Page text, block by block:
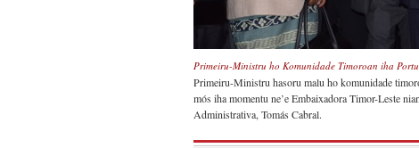
Primeiru-Ministru ho Komunidade Timoroan iha
Primeiru-Ministru hasoru malu ho komunidade
mós iha momentu ne’e Embaixadora Timor-Leste
Administrativa, Tomás Cabral.